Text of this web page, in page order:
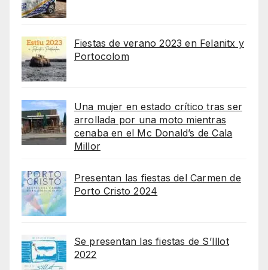
Fiestas de verano 2023 en Felanitx y
Portocolom
Una mujer en estado crítico tras ser
arrollada por una moto mientras
cenaba en el Mc Donald’s de Cala
Millor
Presentan las fiestas del Carmen de
Porto Cristo 2024
Se presentan las fiestas de S’Illot
2022